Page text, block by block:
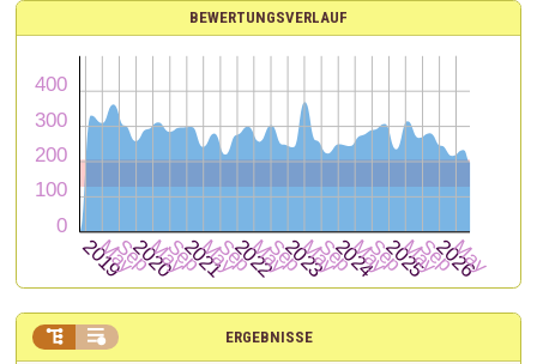
BEWERTUNGSVERLAUF
ERGEBNISSE
 